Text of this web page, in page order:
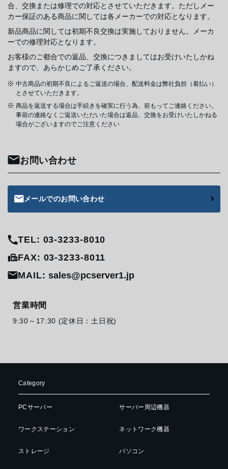
合、交換または修理での対応とさせていただきます。ただしメー
カー保証のある商品に関しては各メーカーでの対応となります。
新品商品に関しては初期不良交換は実施しておりません。メーカ
ーでの修理対応となります。
お客様のご都合での返品、交換につきましてはお受けいたしかね
ますので、あらかじめご了承ください。
中古商品の初期不良によるご返送の場合、配送料金は弊社負担（着払い）
とさせていただきます。
商品を返送する場合は手続きを確実に行う為、前もってご連絡ください。
事前の連絡なくご返送いただいた場合は返品、交換をお受けいたしかねる
場合がございますのでご注意ください
お問い合わせ
メールでのお問い合わせ
TEL: 03-3233-8010
FAX: 03-3233-8011
MAIL:sales@pcserver1.jp
営業時間
9:30～17:30 (定休日：土日祝)
Category
PCサーバー
ワークステーション
ストレージ
サーバー周辺機器
ネットワーク機器
パソコン